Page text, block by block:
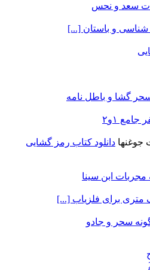
سعد و نحس
شناسی و باستان [...]
گشا و باطل نامه
۱و۲
دانلود کتاب رمز گشایی
ابن سینا
برای فلزیاب [...]
سحر و جادو